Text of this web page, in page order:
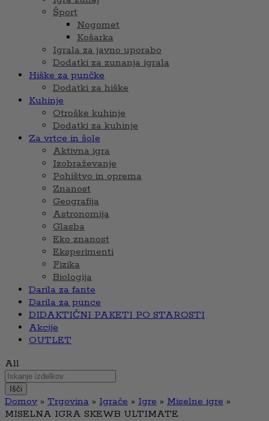
Šport
Nogomet
Košarka
Igrala za javno uporabo
Dodatki za zunanja igrala
Hiške za punčke
Dodatki za hiške
Kuhinje
Otroške kuhinje
Dodatki za kuhinje
Za vrtce in šole
Aktivna igra
Izobraževanje
Pohištvo in oprema
Znanost
Geografija
Astronomija
Glasba
Eko znanost
Eksperimenti
Fizika
Biologija
Darila za fante
Darila za punce
DIDAKTIČNI PAKETI PO STAROSTI
Akcije
OUTLET
All
Išči
Domov » Trgovina » Igrače » Igre » Miselne igre »
MISELNA IGRA SKEWB ULTIMATE